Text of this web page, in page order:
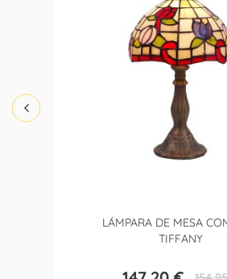
LÁMPARA DE MESA
TIFFANY